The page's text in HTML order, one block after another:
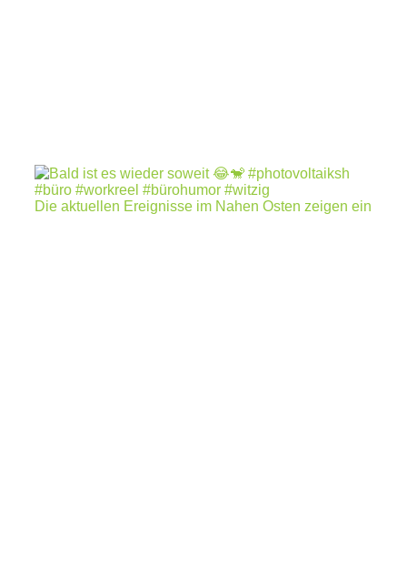
Die aktuellen Ereignisse im Nahen Osten zeigen ein